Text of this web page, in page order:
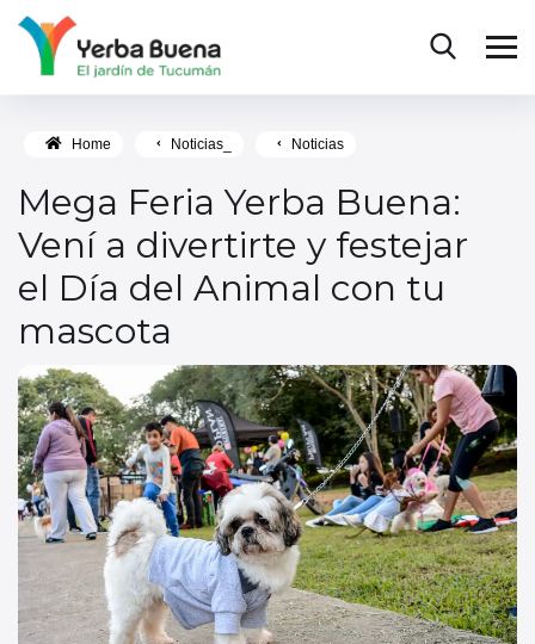
Home Noticias_ Noticias
Mega Feria Yerba Buena:
Vení a divertirte y festejar
el Día del Animal con tu
mascota